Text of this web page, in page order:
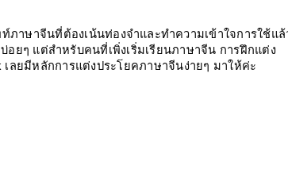
าจีนที่ต้องเน้นท่องจำและทำความเข้าใจการใช้แ
ยๆ แต่สำหรับคนที่เพิ่งเริ่มเรียนภาษาจีน การฝึกแต่ง
เลยมีหลักการแต่งประโยคภาษาจีนง่ายๆ มาให้ค่ะ